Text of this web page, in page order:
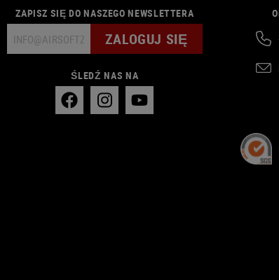
ZAPISZ SIĘ DO NASZEGO NEWSLETTERA
ZALOGUJ SIĘ
ŚLEDŹ NAS NA